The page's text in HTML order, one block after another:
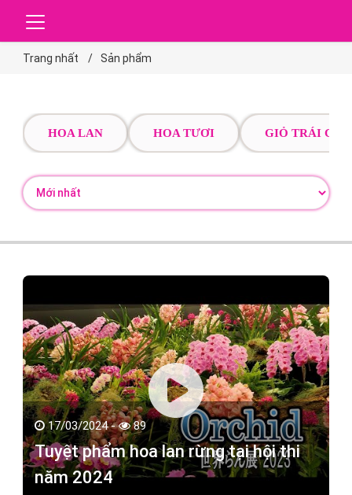
Trang nhất Sản phẩm
HOA LAN HOA TƯƠI GIỎ TRÁI CÂY
17/03/2024 - 89
Tuyệt phẩm hoa lan rừng tại hội thi
năm 2024